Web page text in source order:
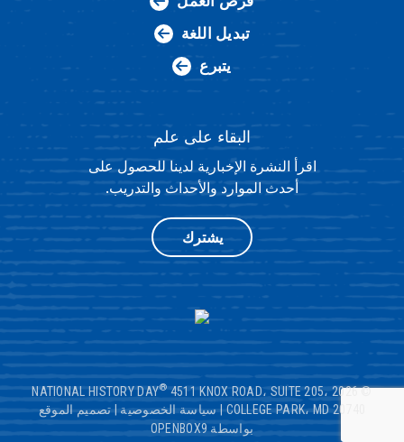
تبديل اللغة
يتبرع
البقاء على علم
اقرأ النشرة الإخبارية لدينا للحصول على
أحدث الموارد والأحداث والتدريب.
يشترك
© 2026 NATIONAL HISTORY DAY
® 4511 KNOX ROAD، SUITE 205،
COLLEGE PARK، MD 20740|سياسة الخصوصية|تصميم الموقع
بواسطة OPENBOX9